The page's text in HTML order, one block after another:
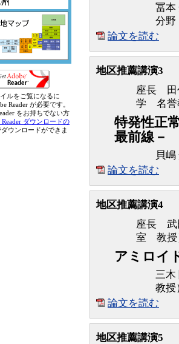
冨本
分
論文を読む
地区推薦講演3
座長 田
学 名誉
特発性正
最前線－
貝
論文を読む
地区推薦講演4
座長 武
室 教授
アミロイ
三
教授
論文を読む
地区推薦講演5
ルをご覧になるに
Reader が必要です。
をお持ちでない方
Reader ダウンロードの
ダウンロードができま